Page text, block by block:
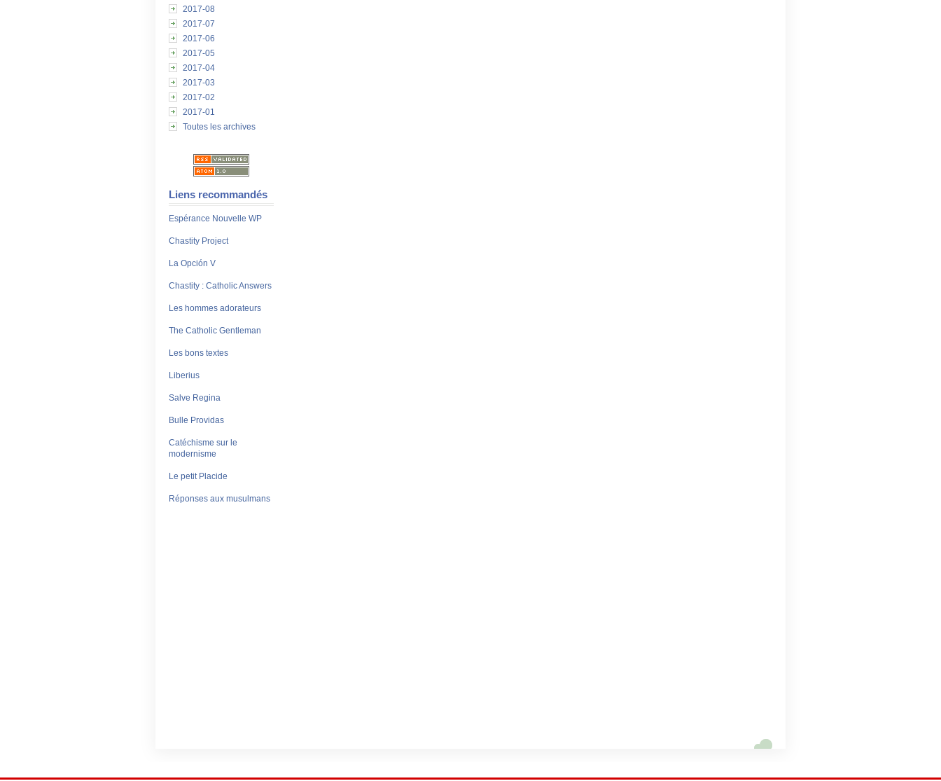
2017-08
2017-07
2017-06
2017-05
2017-04
2017-03
2017-02
2017-01
Toutes les archives
Liens recommandés
Espérance Nouvelle WP
Chastity Project
La Opción V
Chastity : Catholic Answers
Les hommes adorateurs
The Catholic Gentleman
Les bons textes
Liberius
Salve Regina
Bulle Providas
Catéchisme sur le
modernisme
Le petit Placide
Réponses aux musulmans